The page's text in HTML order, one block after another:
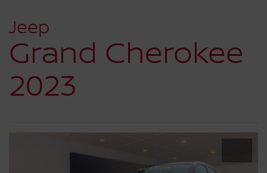
Jeep
Grand Cherokee
2023